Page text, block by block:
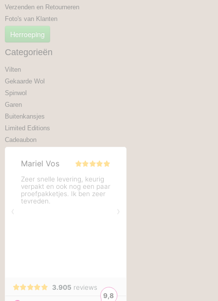
Verzenden en Retourneren
Foto's van Klanten
Herroeping
Categorieën
Vilten
Gekaarde Wol
Spinwol
Garen
Buitenkansjes
Limited Editions
Cadeaubon